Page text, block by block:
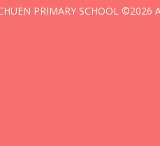
PRIMARY SCHOOL ©2026